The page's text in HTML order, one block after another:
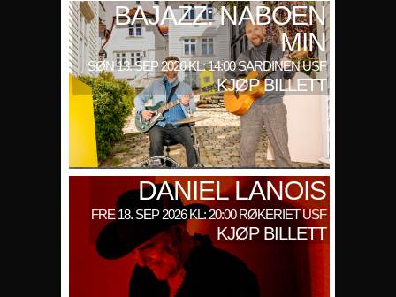
BAJAZZ: NABOEN
MIN
SØN 13. SEP 2026 KL: 14:00 SARDINEN USF
KJØP BILLETT
DANIEL LANOIS
FRE 18. SEP 2026 KL: 20:00 RØKERIET USF
KJØP BILLETT